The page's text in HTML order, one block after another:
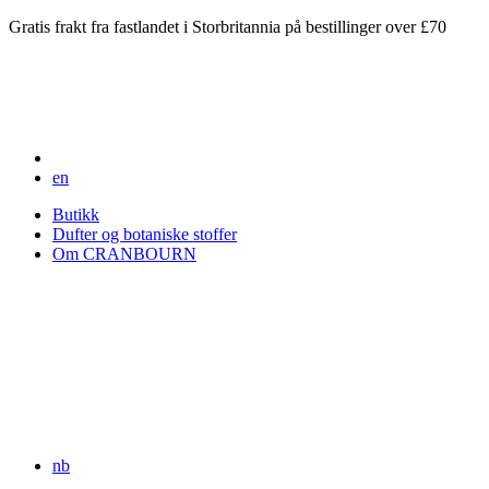
Gratis frakt fra fastlandet i Storbritannia på bestillinger over £70
en
Butikk
Dufter og botaniske stoffer
Om CRANBOURN
nb